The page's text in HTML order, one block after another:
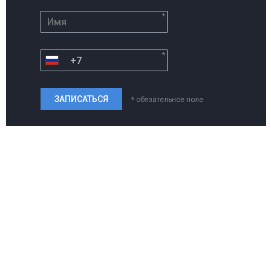
*
*
* обязательное поле